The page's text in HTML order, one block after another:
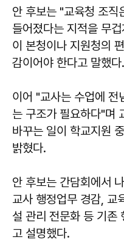
안 후보는 "교육청 조직
들어졌다는 지적을 무
이 본청이나 지원청의
감이어야 한다고 말했다.
이어 "교사는 수업에 전
는 구조가 필요하다"며
바꾸는 일이 학교지원
밝혔다.
안 후보는 간담회에서
교사 행정업무 경감, 교
설 관리 전문화 등 기존
고 설명했다.